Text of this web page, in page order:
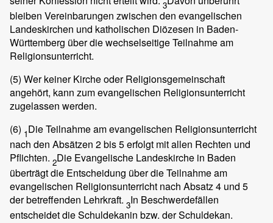
3
bleiben Vereinbarungen zwischen den evangelischen
Landeskirchen und katholischen Diözesen in Baden-
Württemberg über die wechselseitige Teilnahme am
Religionsunterricht.
(5) Wer keiner Kirche oder Religionsgemeinschaft
angehört, kann zum evangelischen Religionsunterricht
zugelassen werden.
(6) 1Die Teilnahme am evangelischen Religionsunterricht
nach den Absätzen 2 bis 5 erfolgt mit allen Rechten und
Pflichten. 2Die Evangelische Landeskirche in Baden
überträgt die Entscheidung über die Teilnahme am
evangelischen Religionsunterricht nach Absatz 4 und 5
der betreffenden Lehrkraft. 3In Beschwerdefällen
entscheidet die Schuldekanin bzw. der Schuldekan.